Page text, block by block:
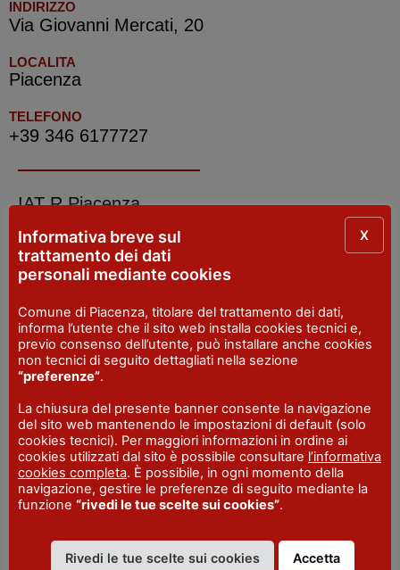
INDIRIZZO
Via Giovanni Mercati, 20
LOCALITA
Piacenza
TELEFONO
+39 346 6177727
IAT R Piacenza
INDIRIZZO
Piazza Cavalli, 7 - Piacenza
visitpiacenza.it/piacenza/
EMAIL
iat@comune.piacenza.it
TELEFONO
VISITPIACENZA
Informativa breve sul
trattamento dei dati
personali mediante cookies
Comune di Piacenza, titolare del trattamento dei dati,
informa l’utente che il sito web installa cookies tecnici e,
previo consenso dell’utente, può installare anche cookies
non tecnici di seguito dettagliati nella sezione
“preferenze”.
La chiusura del presente banner consente la navigazione
del sito web mantenendo le impostazioni di default (solo
cookies tecnici). Per maggiori informazioni in ordine ai
cookies utilizzati dal sito è possibile consultare l’informativa
cookies completa. È possibile, in ogni momento della
navigazione, gestire le preferenze di seguito mediante la
funzione “rivedi le tue scelte sui cookies”.
Rivedi le tue scelte sui cookies Accetta
X